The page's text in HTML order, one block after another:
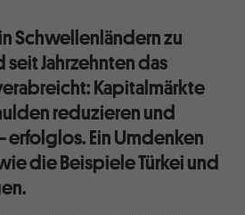
Schwellenländern zu
Jahrzehnten das
Kapitalmärkte
reduzieren und
erfolglos. Ein Umdenken
die Beispiele Türkei und